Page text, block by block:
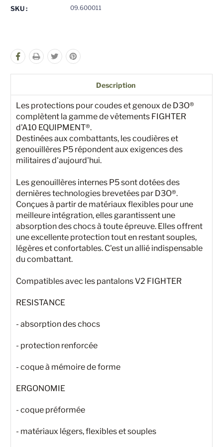
SKU : 09.600011
Description
Les protections pour coudes et genoux de D3O®
complètent la gamme de vêtements FIGHTER
d'A10 EQUIPMENT®.
Destinées aux combattants, les coudières et
genouillères P5 répondent aux exigences des
militaires d'aujourd'hui.
Les genouillères internes P5 sont dotées des
dernières technologies brevetées par D3O®.
Conçues à partir de matériaux flexibles pour une
meilleure intégration, elles garantissent une
absorption des chocs à toute épreuve. Elles offrent
une excellente protection tout en restant souples,
légères et confortables. C'est un allié indispensable
du combattant.
Compatibles avec les pantalons V2 FIGHTER
RESISTANCE
- absorption des chocs
- protection renforcée
- coque à mémoire de forme
ERGONOMIE
- coque préformée
- matériaux légers, flexibles et souples